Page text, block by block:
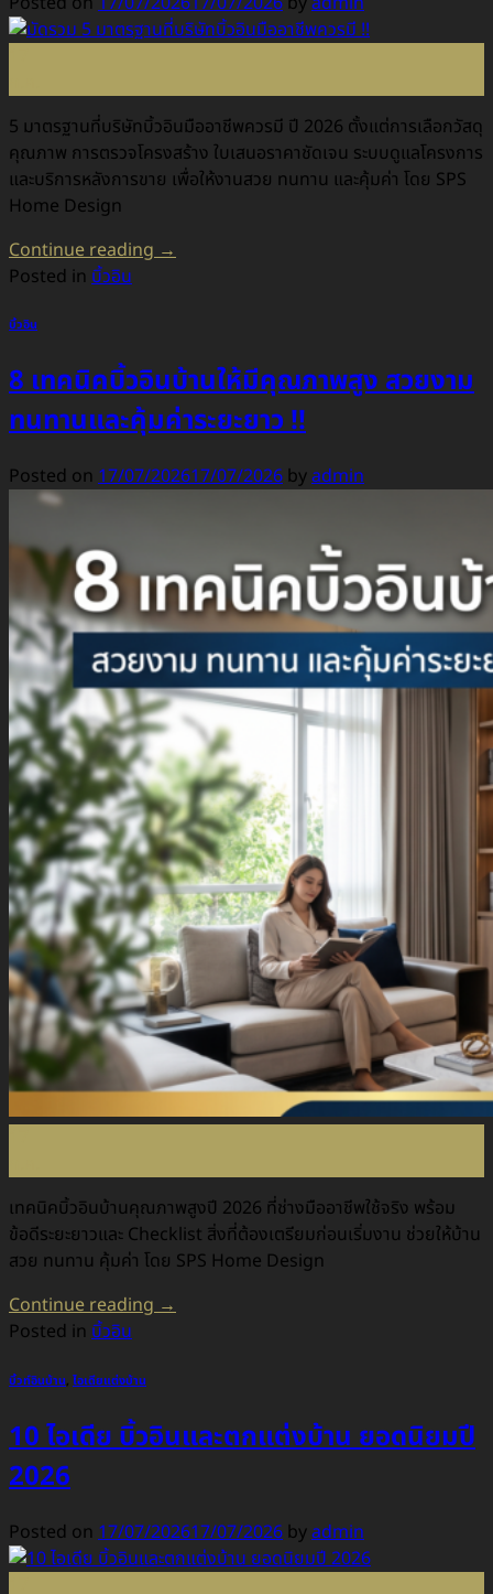
5 มาตรฐานที่บริษัทบิ้วอินมืออาชีพควรมี ปี 2026 ตั้งแต่การเลือกวัสดุ
คุณภาพ การตรวจโครงสร้าง ใบเสนอราคาชัดเจน ระบบดูแลโครงการ
และบริการหลังการขาย เพื่อให้งานสวย ทนทาน และคุ้มค่า โดย SPS
Home Design
Continue reading →
Posted in บิ้วอิน
บิ้วอิน
8 เทคนิคบิ้วอินบ้านให้มีคุณภาพสูง สวยงาม
ทนทานและคุ้มค่าระยะยาว !!
Posted on 17/07/202617/07/2026 byadmin
เทคนิคบิ้วอินบ้านคุณภาพสูงปี 2026 ที่ช่างมืออาชีพใช้จริง พร้อม
ข้อดีระยะยาวและ Checklist สิ่งที่ต้องเตรียมก่อนเริ่มงาน ช่วยให้บ้าน
สวย ทนทาน คุ้มค่า โดย SPS Home Design
Continue reading→
Posted in บิ้วอิน
บิ้วท์อินบ้าน, ไอเดียแต่งบ้าน
10 ไอเดีย บิ้วอินและตกแต่งบ้าน ยอดนิยมปี
2026
Posted on 17/07/202617/07/2026 byadmin